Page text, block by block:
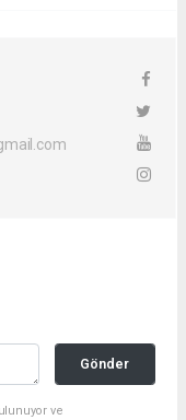
Gönder
ve